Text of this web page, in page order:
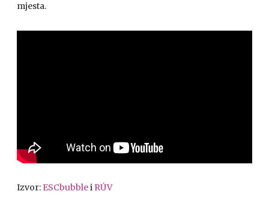
mjesta.
Izvor: ESCbubblei RÚV